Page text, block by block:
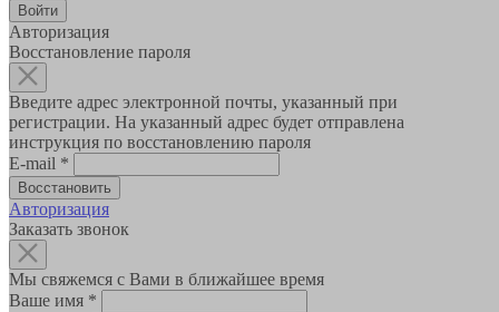
Авторизация
Восстановление пароля
Введите адрес электронной почты, указанный при
регистрации. На указанный адрес будет отправлена
инструкция по восстановлению пароля
E-mail *
Авторизация
Заказать звонок
Мы свяжемся с Вами в ближайшее время
Ваше имя *